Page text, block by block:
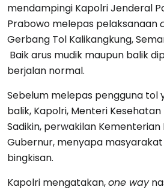
mendampingi Kapolri Jenderal
Prabowo melepas pelaksanaan
Gerbang Tol Kalikangkung,
Baik arus mudik maupun balik
berjalan normal.
Sebelum melepas pengguna tol
balik, Kapolri, Menteri Kesehatan
Sadikin, perwakilan
Gubernur, menyapa
bingkisan.
Kapolri mengatakan,one way